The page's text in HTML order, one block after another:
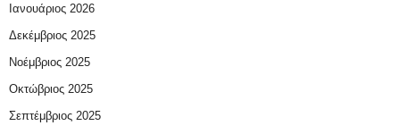
Ιανουάριος 2026
Δεκέμβριος 2025
Νοέμβριος 2025
Οκτώβριος 2025
Σεπτέμβριος 2025